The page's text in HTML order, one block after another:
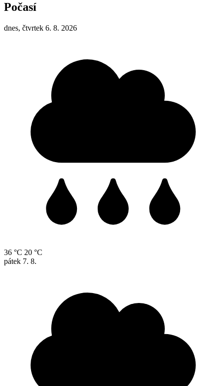
Počasí
dnes, čtvrtek 6. 8. 2026
36 °C 20 °C
pátek 7. 8.